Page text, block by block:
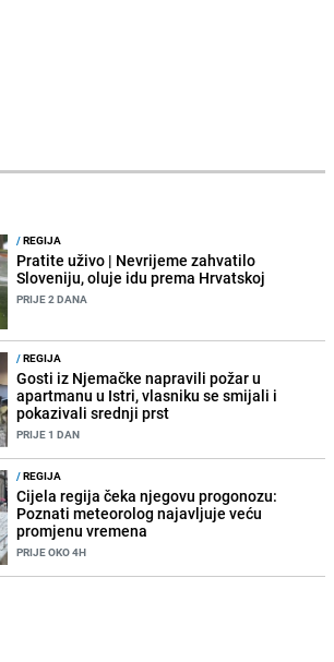
/REGIJA
Pratite uživo | Nevrijeme zahvatilo
Sloveniju, oluje idu prema Hrvatskoj
PRIJE 2 DANA
/REGIJA
Gosti iz Njemačke napravili požar u
apartmanu u Istri, vlasniku se smijali i
pokazivali srednji prst
PRIJE 1 DAN
/REGIJA
Cijela regija čeka njegovu progonozu:
Poznati meteorolog najavljuje veću
promjenu vremena
PRIJE OKO 4H